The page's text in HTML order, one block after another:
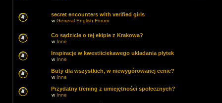
secret encounters with verified girls
wGeneral English Forum
Co sądzicie o tej ekipie z Krakowa?
w Inne
Inspiracje w kwestiiciekawego układania płytek
w Inne
Buty dla wszystkich, w niewygórowanej cenie?
w Inne
Przydatny trening z umiejętności społecznych?
w Inne